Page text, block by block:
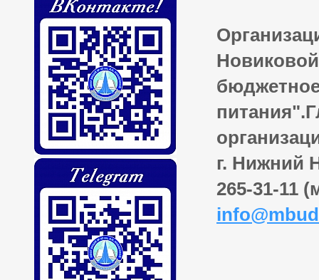
г. Нижний
265-31-11
info@